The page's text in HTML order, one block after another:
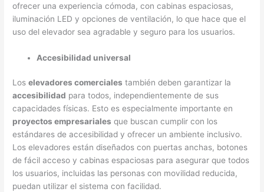
ofrecer una experiencia cómoda, con cabinas espaciosas,
iluminación LED y opciones de ventilación, lo que hace que el
uso del elevador sea agradable y seguro para los usuarios.
Accesibilidad universal
Loselevadores comerciales también deben garantizar la
accesibilidad para todos, independientemente de sus
capacidades físicas. Esto es especialmente importante en
proyectos empresariales que buscan cumplir con los
estándares de accesibilidad y ofrecer un ambiente inclusivo.
Los elevadores están diseñados con puertas anchas, botones
de fácil acceso y cabinas espaciosas para asegurar que todos
los usuarios, incluidas las personas con movilidad reducida,
puedan utilizar el sistema con facilidad.